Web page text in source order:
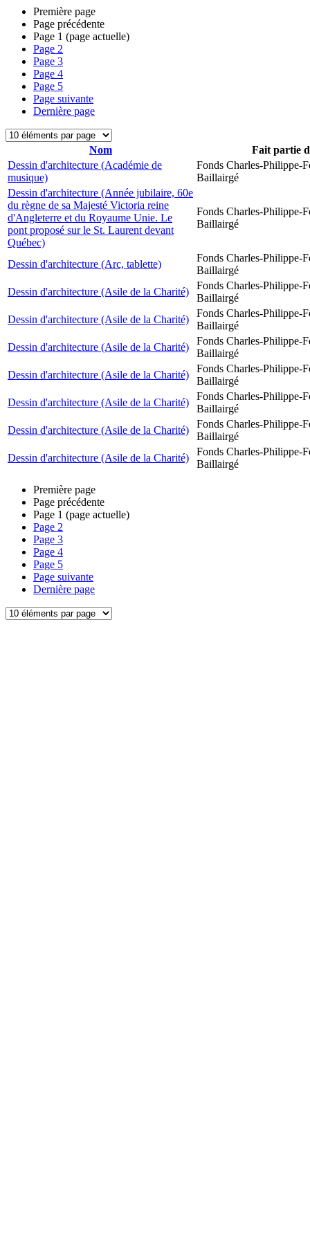
Première page
Page précédente
Page 1 (page actuelle)
Page 2
Page 3
Page 4
Page 5
Page suivante
Dernière page
Nom
Fait partie
Dessin d'architecture (Académie de
musique)
Fonds Charles-Philippe-
Baillairgé
Dessin d'architecture (Année jubilaire, 60e
du règne de sa Majesté Victoria reine
d'Angleterre et du Royaume Unie. Le
pont proposé sur le St. Laurent devant
Québec)
Fonds Charles-Philippe-
Baillairgé
Dessin d'architecture (Arc, tablette)
Fonds Charles-Philippe-
Baillairgé
Dessin d'architecture (Asile de la Charité)
Fonds Charles-Philippe-
Baillairgé
Dessin d'architecture (Asile de la Charité)
Fonds Charles-Philippe-
Baillairgé
Dessin d'architecture (Asile de la Charité)
Fonds Charles-Philippe-
Baillairgé
Dessin d'architecture (Asile de la Charité)
Fonds Charles-Philippe-
Baillairgé
Dessin d'architecture (Asile de la Charité)
Fonds Charles-Philippe-
Baillairgé
Dessin d'architecture (Asile de la Charité)
Fonds Charles-Philippe-
Baillairgé
Dessin d'architecture (Asile de la Charité)
Fonds Charles-Philippe-
Baillairgé
Première page
Page précédente
Page 1 (page actuelle)
Page 2
Page 3
Page 4
Page 5
Page suivante
Dernière page